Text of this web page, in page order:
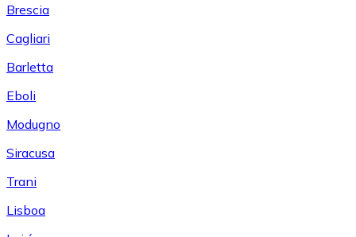
Brescia
Cagliari
Barletta
Eboli
Modugno
Siracusa
Trani
Lisboa